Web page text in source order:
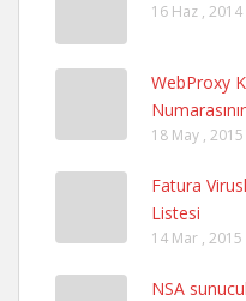
16 Haz , 2014
WebProxy
18 May , 2015
Fatura
Listesi
14 Mar , 2015
NSA